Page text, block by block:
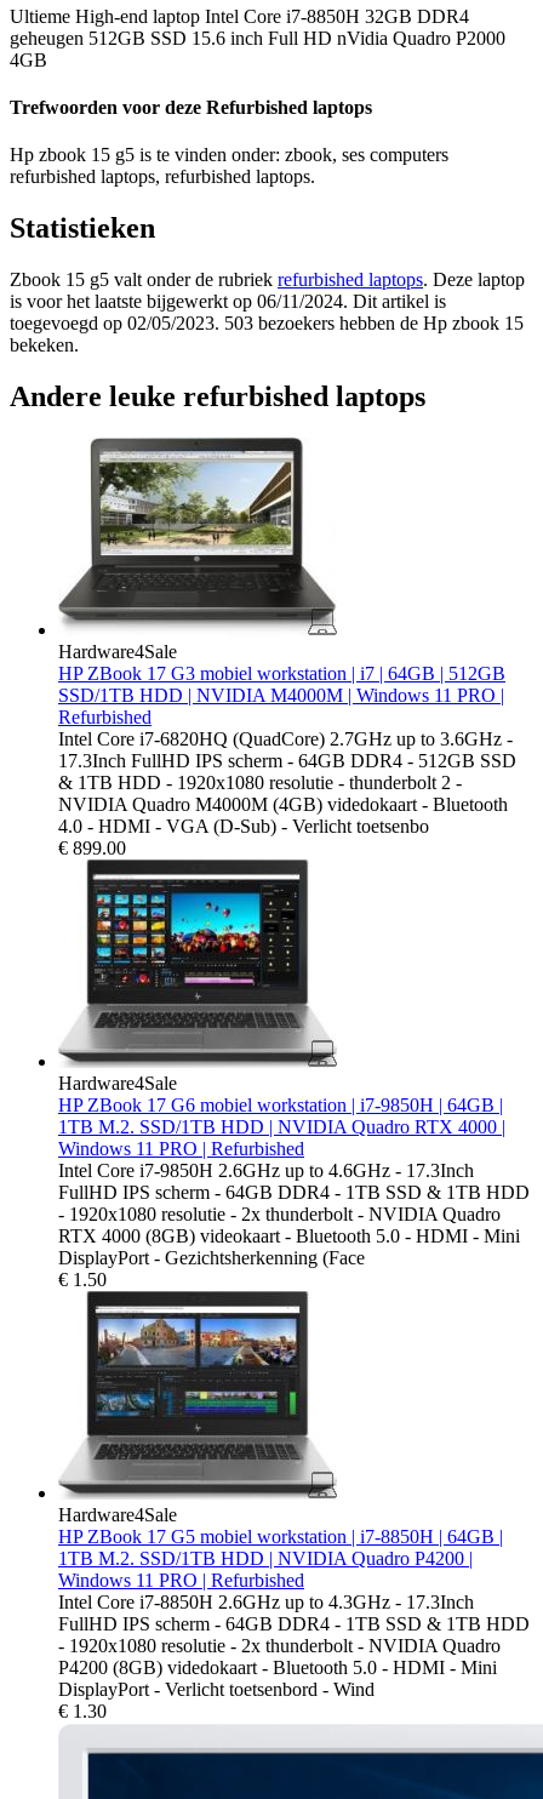
Ultieme High-end laptop Intel Core i7-8850H 32GB DDR4
geheugen 512GB SSD 15.6 inch Full HD nVidia Quadro P2000
4GB
Trefwoorden voor deze Refurbished laptops
Hp zbook 15 g5 is te vinden onder: zbook, ses computers
refurbished laptops, refurbished laptops.
Statistieken
Zbook 15 g5 valt onder de rubriek refurbished laptops. Deze laptop
is voor het laatste bijgewerkt op 06/11/2024. Dit artikel is
toegevoegd op 02/05/2023. 503 bezoekers hebben de Hp zbook 15
bekeken.
Andere leuke refurbished laptops
Hardware4Sale
HP ZBook 17 G3 mobiel workstation | i7 | 64GB | 512GB
SSD/1TB HDD | NVIDIA M4000M | Windows 11 PRO |
Refurbished
Intel Core i7-6820HQ (QuadCore) 2.7GHz up to 3.6GHz -
17.3Inch FullHD IPS scherm - 64GB DDR4 - 512GB SSD
& 1TB HDD - 1920x1080 resolutie - thunderbolt 2 -
NVIDIA Quadro M4000M (4GB) videdokaart - Bluetooth
4.0 - HDMI - VGA (D-Sub) - Verlicht toetsenbo
€ 899.00
Hardware4Sale
HP ZBook 17 G6 mobiel workstation | i7-9850H | 64GB |
1TB M.2. SSD/1TB HDD | NVIDIA Quadro RTX 4000 |
Windows 11 PRO | Refurbished
Intel Core i7-9850H 2.6GHz up to 4.6GHz - 17.3Inch
FullHD IPS scherm - 64GB DDR4 - 1TB SSD & 1TB HDD
- 1920x1080 resolutie - 2x thunderbolt - NVIDIA Quadro
RTX 4000 (8GB) videokaart - Bluetooth 5.0 - HDMI - Mini
DisplayPort - Gezichtsherkenning (Face
€ 1.50
Hardware4Sale
HP ZBook 17 G5 mobiel workstation | i7-8850H | 64GB |
1TB M.2. SSD/1TB HDD | NVIDIA Quadro P4200 |
Windows 11 PRO | Refurbished
Intel Core i7-8850H 2.6GHz up to 4.3GHz - 17.3Inch
FullHD IPS scherm - 64GB DDR4 - 1TB SSD & 1TB HDD
- 1920x1080 resolutie - 2x thunderbolt - NVIDIA Quadro
P4200 (8GB) videdokaart - Bluetooth 5.0 - HDMI - Mini
DisplayPort - Verlicht toetsenbord - Wind
€ 1.30